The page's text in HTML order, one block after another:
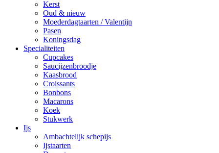
Kerst
Oud & nieuw
Moederdagtaarten / Valentijn
Pasen
Koningsdag
Specialiteiten
Cupcakes
Saucijzenbroodje
Kaasbrood
Croissants
Bonbons
Macarons
Koek
Stukwerk
Ijs
Ambachtelijk schepijs
Ijstaarten